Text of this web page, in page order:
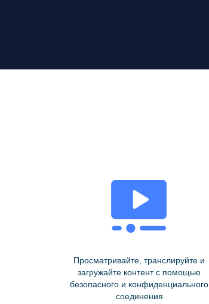
Просматривайте, транслируйте и
загружайте контент с помощью
безопасного и конфиденциального
соединения